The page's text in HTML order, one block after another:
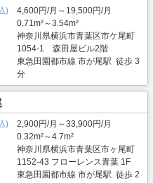
)
4,600円/月～19,500円/月
0.71m²～3.54m²
神奈川県横浜市青葉区市ケ尾町
1054-1 森田屋ビル2階
東急田園都市線 市が尾駅 徒歩 3
分
)
2,900円/月～33,900円/月
0.32m²～4.7m²
神奈川県横浜市青葉区市ヶ尾町
1152-43 フローレンス青葉 1F
東急田園都市線 市が尾駅 徒歩 2